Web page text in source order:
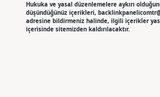
Hukuka ve yasal düzenlemelere aykırı
düşündüğünüz içerikleri,
adresine bildirmeniz halinde, ilgili içerikler
içerisinde sitemizden kaldırılacaktır.